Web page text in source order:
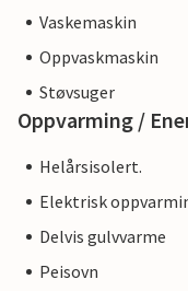
Vaskemaskin
Oppvaskmaskin
Støvsuger
Oppvarming /
Helårsisolert.
Elektrisk
Delvis gulvvarme
Peisovn